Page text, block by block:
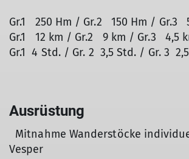
Gr.1 250 Hm / Gr.2 150 Hm / Gr.3
Gr.1 12 km / Gr.2 9 km / Gr.3 4,5
Gr.1 4 Std. / Gr. 2 3,5 Std. /
Ausrüstung
Mitnahme Wanderstöcke
Vesper